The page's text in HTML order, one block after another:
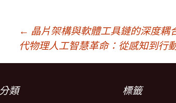
← 晶片架構與軟體工具鏈的深度
代物理人工智慧革命：從感知到行
分類 標籤